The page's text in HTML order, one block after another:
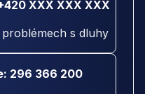
XXX XXX XXX
s dluhy
296 366 200